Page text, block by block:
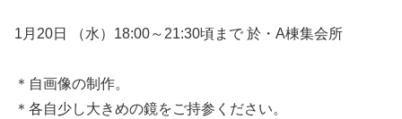
1月20日 （水）18:00～21:30頃まで 於・A棟集会所
＊自画像の制作。
＊各自少し大きめの鏡をご持参ください。